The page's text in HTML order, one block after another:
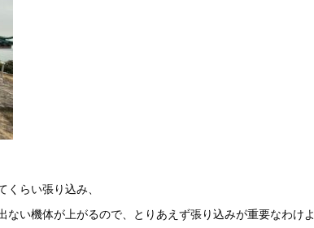
らい張り込み、
い機体が上がるので、とりあえず張り込みが重要なわけよ